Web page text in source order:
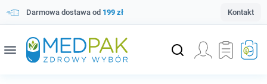
Darmowa dostawa od 199 zł Kontakt
menu